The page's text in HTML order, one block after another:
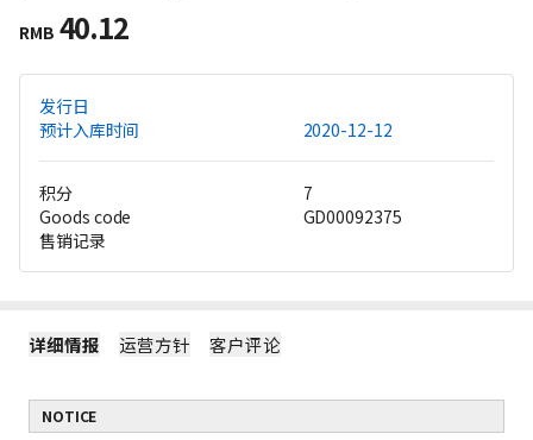
RMB 40.12
发行日
预计入库时间
2020-12-12
积分
7
Goods code
GD00092375
售销记录
详细情报 运营方针 客户评论
NOTICE